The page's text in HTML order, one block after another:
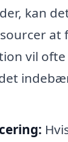
kan
at
vil